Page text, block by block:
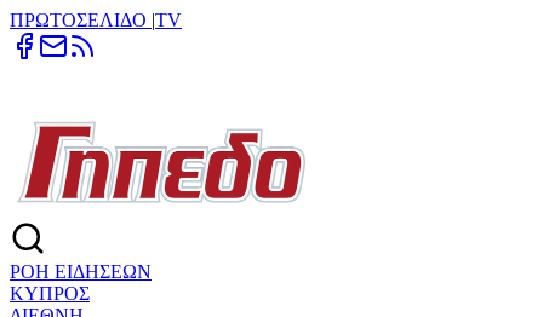
ΠΡΩΤΟΣΕΛΙΔΟ |TV
ΡΟΗ ΕΙΔΗΣΕΩΝ
ΚΥΠΡΟΣ